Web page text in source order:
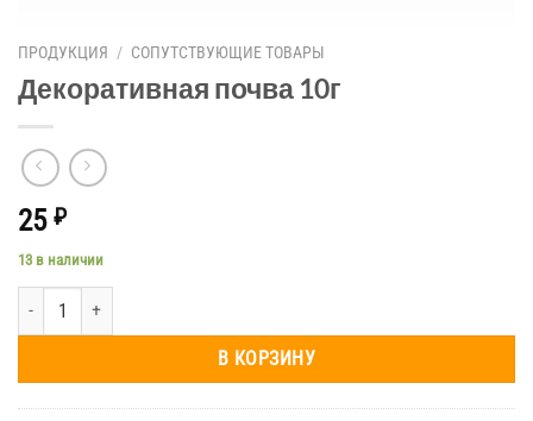
ПРОДУКЦИЯ / СОПУТСТВУЮЩИЕ ТОВАРЫ
Декоративная почва 10г
25 ₽
13 в наличии
В КОРЗИНУ